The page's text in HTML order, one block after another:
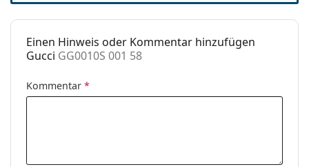
Einen Hinweis oder Kommentar hinzufügen
Gucci GG0010S 001 58
Kommentar *